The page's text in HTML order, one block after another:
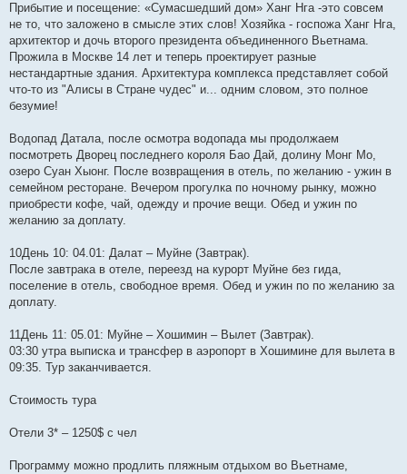
Прибытие и посещение: «Сумасшедший дом» Ханг Нга -это совсем
не то, что заложено в смысле этих слов! Хозяйка - госпожа Ханг Нга,
архитектор и дочь второго президента объединенного Вьетнама.
Прожила в Москве 14 лет и теперь проектирует разные
нестандартные здания. Архитектура комплекса представляет собой
что-то из "Алисы в Стране чудес" и... одним словом, это полное
безумие!
Водопад Датала, после осмотра водопада мы продолжаем
посмотреть Дворец последнего короля Бао Дай, долину Монг Мо,
озеро Суан Хыонг. После возвращения в отель, по желанию - ужин в
семейном ресторане. Вечером прогулка по ночному рынку, можно
приобрести кофе, чай, одежду и прочие вещи. Обед и ужин по
желанию за доплату.
10День 10: 04.01: Далат – Муйне (Завтрак).
После завтрака в отеле, переезд на курорт Муйне без гида,
поселение в отель, свободное время. Обед и ужин по по желанию за
доплату.
11День 11: 05.01: Муйне – Хошимин – Вылет (Завтрак).
03:30 утра выписка и трансфер в аэропорт в Хошимине для вылета в
09:35. Тур заканчивается.
Стоимость тура
Отели 3* – 1250$ с чел
Программу можно продлить пляжным отдыхом во Вьетнаме,